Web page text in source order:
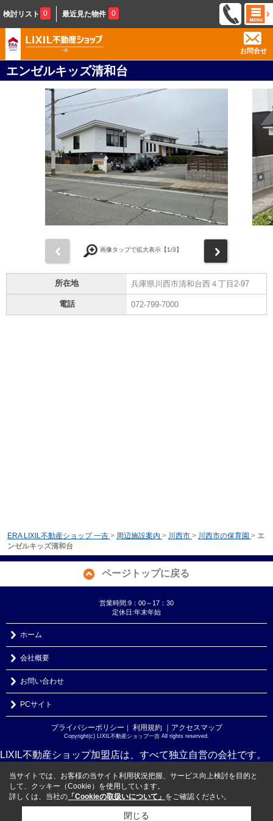
検討リスト 0 最近見た物件 0
お問合せ
エンゼルキッズ清和台
画像タップで拡大表示【1/3】
所在地 兵庫県川西市清和台西４丁目2-97
電話 072-799-7000
ERA LIXIL不動産ショップ 一吉 > 周辺施設案内 > 川西市 > 川西市の保育園 > エ
ンゼルキッズ清和台
ページトップに戻る
営業時間:9：00～17：30
定休日:年末年始
ホーム
会社概要
お問い合わせ
PCサイト
プライバシーポリシー ｜ 利用規約 ｜アクセスマップ
Copyright(c) LIXIL不動産ショップ一吉 All rights reserved.
LIXIL不動産ショップ加盟店は、すべて独立自営の会社です。
当サイトでは、お客様の当サイト利用状況把握、サービス向上検討を目的と
して、クッキー（Cookie）を使用しています。
詳しくは、当社の 「Cookieの取扱いについて」 をご確認ください。
閉じる